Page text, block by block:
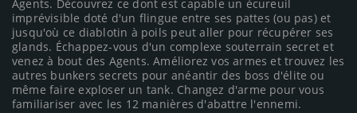
Agents. Découvrez ce dont est capable un écureuil
imprévisible doté d'un flingue entre ses pattes (ou pas) et
jusqu'où ce diablotin à poils peut aller pour récupérer ses
glands. Échappez-vous d'un complexe souterrain secret et
venez à bout des Agents. Améliorez vos armes et trouvez les
autres bunkers secrets pour anéantir des boss d'élite ou
même faire exploser un tank. Changez d'arme pour vous
familiariser avec les 12 manières d'abattre l'ennemi.